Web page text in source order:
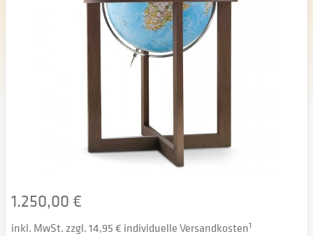
1.250,00 €
inkl. MwSt. zzgl. 14,95 € individuelle Versandkosten1